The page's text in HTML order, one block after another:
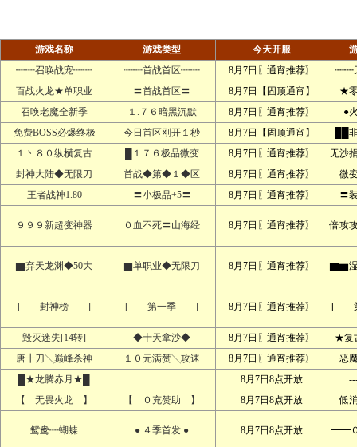
游戏名称 游戏类型 今天开服
┉┉召唤战宠┉┉
┉┉首战首区┉┉ 8月7日〖通宵推荐〗
┉┉
百战火龙★单职业
〓首战首区〓 8月7日【固顶通宵】
★
召唤老魔全新季
１.７６暗黑沉默 8月7日〖通宵推荐〗
●
免费BOSS必爆终极
今日首区刚开１秒 8月7日【固顶通宵】
██
１丶８０纵横复古
█１７６极品微变 8月7日〖通宵推荐〗
无沙
封神大陆◆无限刀
首战◆第◆１◆区 8月7日〖通宵推荐〗
微
王者战神1.80
〓小极品+5〓 8月7日〖通宵推荐〗 〓
９９９新超变神器 ０血不死〓山海经 8月7日〖通宵推荐〗 倍攻
▇弃天龙渊◆50大 ▇单职业◆无限刀 8月7日〖通宵推荐〗 ▇▆
[﹍﹍封神榜﹍﹍] [﹍﹍第一季﹍﹍] 8月7日〖通宵推荐〗 [
毁灭迷失[14转] ◆十天拿沙◆ 8月7日〖通宵推荐〗
★复
唐╋刀╲巅峰杀神
１０元满赞╲攻速 8月7日〖通宵推荐〗
恶
█★龙腾赤月★█
... 8月7日8点开放
【 无畏火龙 】
【 ０充赞助 】 8月7日8点开放 低
鸳鸯┉蝴蝶 ● ４季首发 ● 8月7日8点开放 ━━